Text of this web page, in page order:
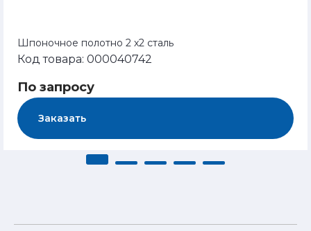
Шпоночное полотно 2 х2 сталь
Код товара: 000040742
По запросу
Заказать